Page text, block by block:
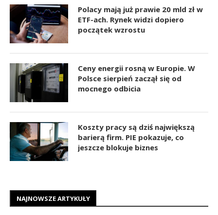
Polacy mają już prawie 20 mld zł w
ETF-ach. Rynek widzi dopiero
początek wzrostu
Ceny energii rosną w Europie. W
Polsce sierpień zaczął się od
mocnego odbicia
Koszty pracy są dziś największą
barierą firm. PIE pokazuje, co
jeszcze blokuje biznes
NAJNOWSZE ARTYKUŁY